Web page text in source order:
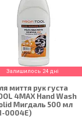
Залишилось 24 дні
миття рук густа
4MAX Hand Wash
Мигдаль 500 мл
0004E)